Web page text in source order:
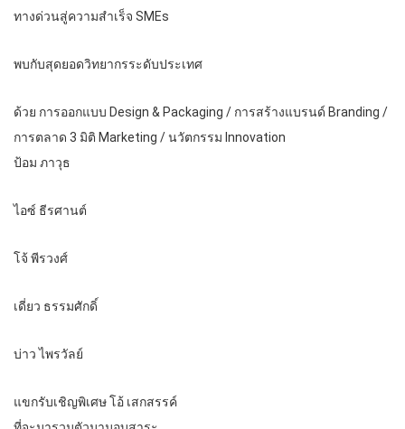
ทางด่วนสู่ความสำเร็จ SMEs
พบกับสุดยอดวิทยากรระดับประเทศ
ด้วย การออกแบบ Design & Packaging / การสร้างแบรนด์ Branding /
การตลาด 3 มิติ Marketing / นวัตกรรม Innovation
ป้อม ภาวุธ
ไอซ์ ธีรศานต์
โจ้ พีรวงศ์
เดี่ยว ธรรมศักดิ์
บ่าว ไพรวัลย์
แขกรับเชิญพิเศษ โอ้ เสกสรรค์